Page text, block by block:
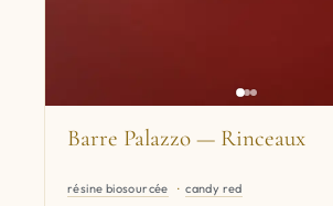
Barre Palazzo — Rinceaux
résine biosourcée candy red